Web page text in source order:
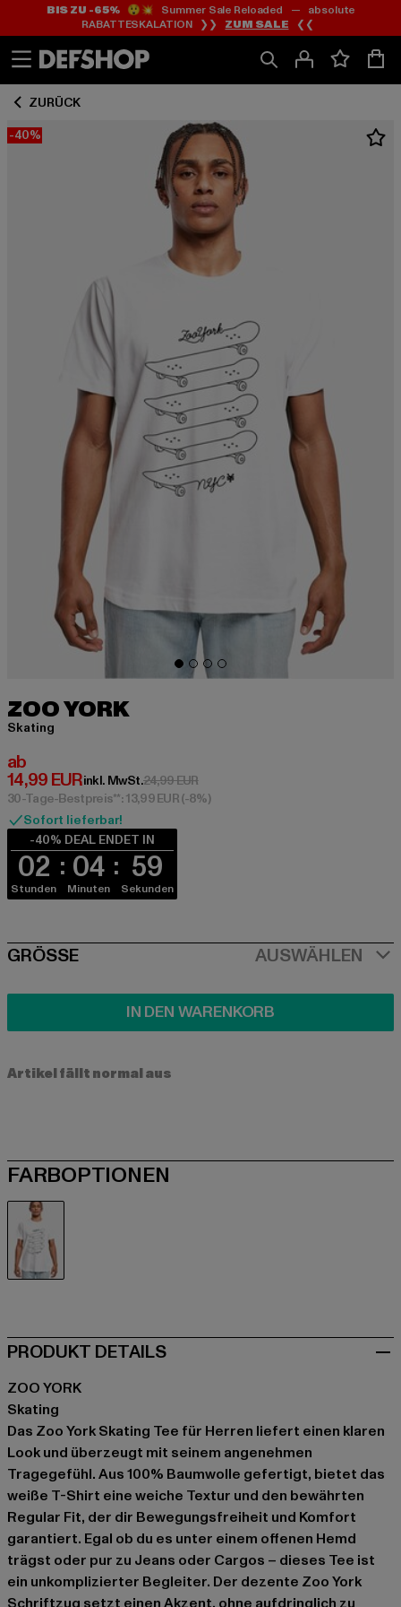
Zum
Inhalt
springen
Zum
Fußzeile
springen
BIS ZU -65%😲💥 Summer Sale Reloaded — absolute
RABATTESKALATION ❯❯ ZUM SALE ❮❮
ZURÜCK
-40%
ZOO YORK
Skating
ab
14,99 EUR
Derzeitiger Preis: ab 14,99 EUR
inkl. MwSt.24,99 EURAktionspreis: 24,99 EUR
30-Tage-Bestpreis**: 13,99 EUR(-8%)
Sofort lieferbar!
-40% DEAL ENDET IN
02
Stunden
04
Minuten
59
Sekunden
SIZE
GRÖSSE AUSWÄHLEN
IN DEN WARENKORB
Artikel fällt normal aus
FARBOPTIONEN
PRODUKT DETAILS
ZOO YORK
Skating
Das Zoo York Skating Tee für Herren liefert einen klaren
Look und überzeugt mit seinem angenehmen
Tragegefühl. Aus 100% Baumwolle gefertigt, bietet das
weiße T-Shirt eine weiche Textur und den bewährten
Regular Fit, der dir Bewegungsfreiheit und Komfort
garantiert. Egal ob du es unter einem offenen Hemd
trägst oder pur zu Jeans oder Cargos – dieses Tee ist
ein unkomplizierter Begleiter. Der dezente Zoo York